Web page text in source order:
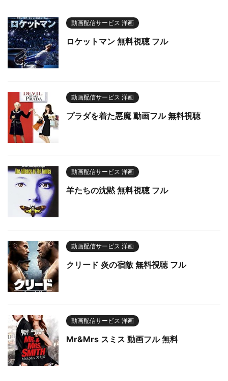
動画配信サービス 洋画
ロケットマン 無料視聴 フル
動画配信サービス 洋画
プラダを着た悪魔 動画フル 無料視聴
動画配信サービス 洋画
羊たちの沈黙 無料視聴 フル
動画配信サービス 洋画
クリード 炎の宿敵 無料視聴 フル
動画配信サービス 洋画
Mr&Mrs スミス 動画フル 無料